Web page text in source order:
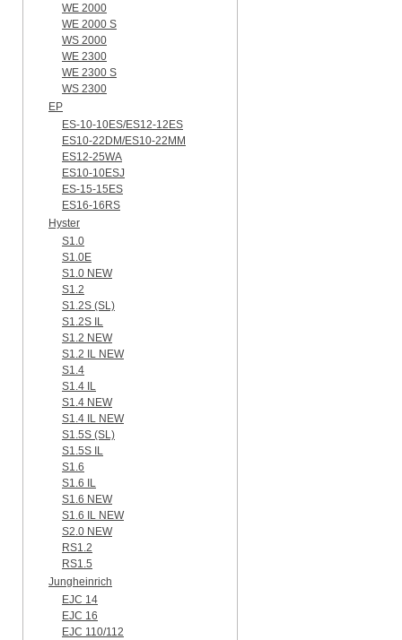
WE 2000
WE 2000 S
WS 2000
WE 2300
WE 2300 S
WS 2300
EP
ES-10-10ES/ES12-12ES
ES10-22DM/ES10-22MM
ES12-25WA
ES10-10ESJ
ES-15-15ES
ES16-16RS
Hyster
S1.0
S1.0E
S1.0 NEW
S1.2
S1.2S (SL)
S1.2S IL
S1.2 NEW
S1.2 IL NEW
S1.4
S1.4 IL
S1.4 NEW
S1.4 IL NEW
S1.5S (SL)
S1.5S IL
S1.6
S1.6 IL
S1.6 NEW
S1.6 IL NEW
S2.0 NEW
RS1.2
RS1.5
Jungheinrich
EJC 14
EJC 16
EJC 110/112